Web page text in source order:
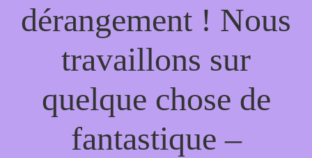
dérangement ! Nous
travaillons sur
quelque chose de
fantastique –